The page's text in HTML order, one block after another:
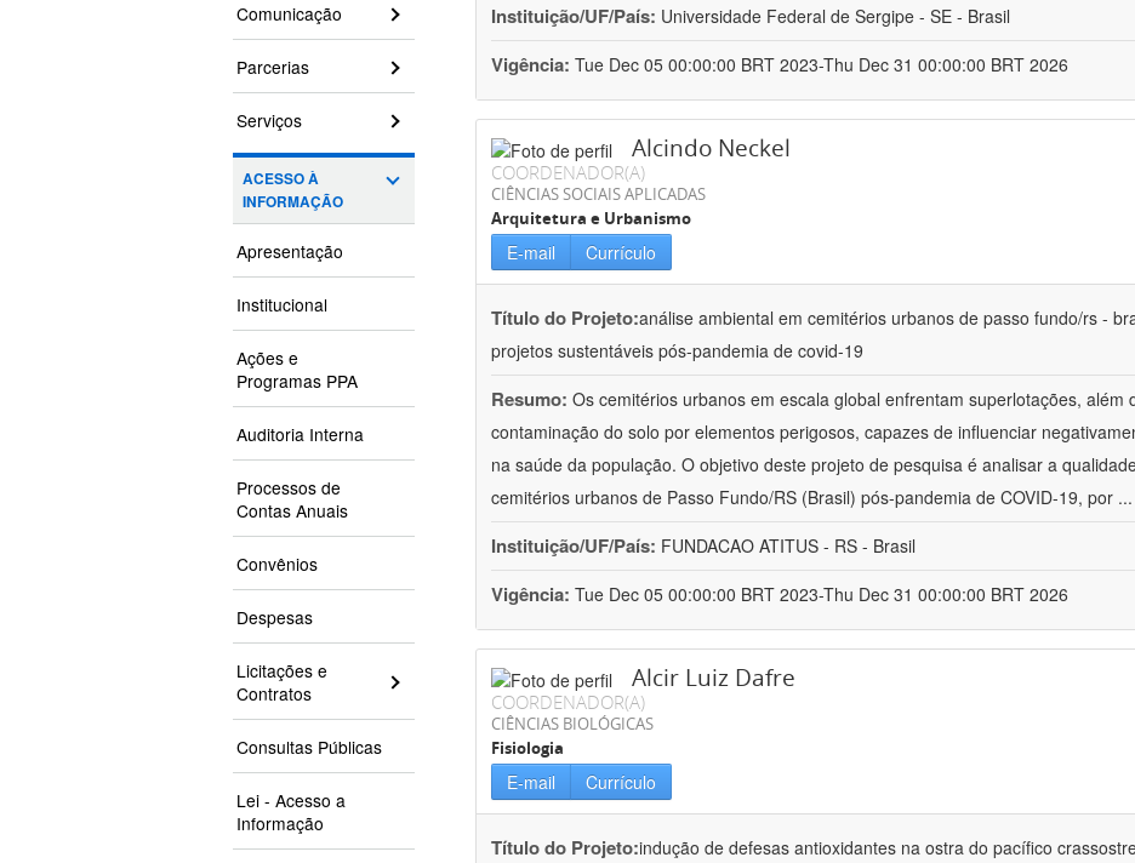
Comunicação
Parcerias
Serviços
ACESSO À
INFORMAÇÃO
Apresentação
Institucional
Ações e
Programas PPA
Auditoria Interna
Processos de
Contas Anuais
Convênios
Despesas
Licitações e
Contratos
Consultas Públicas
Lei - Acesso a
Informação
Instituição/UF/País: Universidade Federal de Sergipe - SE - Brasil
Vigência: Tue Dec 05 00:00:00 BRT 2023-Thu Dec 31 00:00:00 BRT 2026
Alcindo Neckel
COORDENADOR(A)
CIÊNCIAS SOCIAIS APLICADAS
Arquitetura e Urbanismo
E-mail Currículo
Título do Projeto:análise ambiental em cemitérios urbanos de passo fundo/rs -
projetos sustentáveis pós-pandemia de covid-19
Resumo: Os cemitérios urbanos em escala global enfrentam superlotações, além
contaminação do solo por elementos perigosos, capazes de influenciar
na saúde da população. O objetivo deste projeto de pesquisa é analisar a
cemitérios urbanos de Passo Fundo/RS (Brasil) pós-pandemia de COVID-19, por ...
Instituição/UF/País: FUNDACAO ATITUS - RS - Brasil
Vigência: Tue Dec 05 00:00:00 BRT 2023-Thu Dec 31 00:00:00 BRT 2026
Alcir Luiz Dafre
COORDENADOR(A)
CIÊNCIAS BIOLÓGICAS
Fisiologia
E-mail Currículo
Título do Projeto:indução de defesas antioxidantes na ostra do pacífico